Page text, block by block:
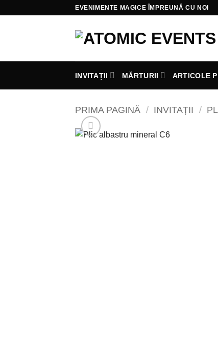
EVENIMENTE MAGICE ÎMPREUNĂ CU NOI
INVITAȚII MĂRTURII ARTICOLE
PRIMA PAGINĂ / INVITAȚII /